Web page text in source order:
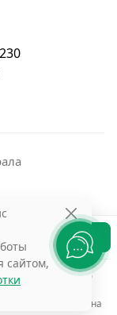
Корзина
сайтом,